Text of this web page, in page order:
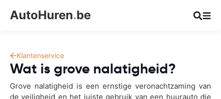
AutoHuren.be
Klantenservice
Wat is grove nalatigheid?
Grove nalatigheid is een ernstige veronachtzaming van
de veiligheid en het juiste gebruik van een huurauto die